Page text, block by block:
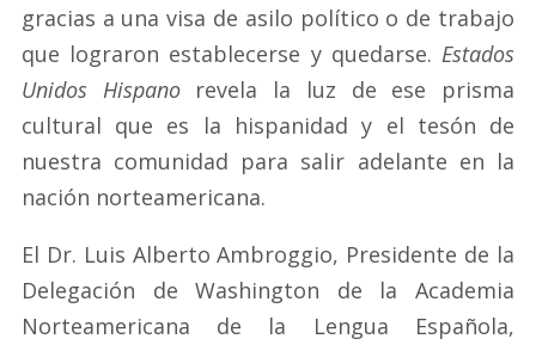
gracias a una visa de asilo político o de trabajo
que lograron establecerse y quedarse.Estados
Unidos Hispanorevela la luz de ese prisma
cultural que es la hispanidad y el tesón de
nuestra comunidad para salir adelante en la
nación norteamericana.
El Dr. Luis Alberto Ambroggio, Presidente de la
Delegación de Washington de la Academia
Norteamericana de la Lengua Española,